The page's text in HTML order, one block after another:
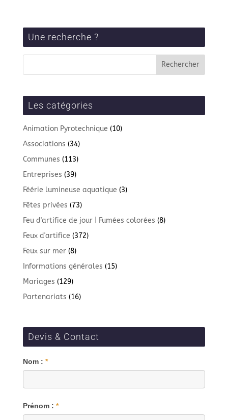
Une recherche ?
Les catégories
Animation Pyrotechnique (10)
Associations (34)
Communes (113)
Entreprises (39)
Féérie lumineuse aquatique (3)
Fêtes privées (73)
Feu d'artifice de jour | Fumées colorées (8)
Feux d'artifice (372)
Feux sur mer(8)
Informations générales (15)
Mariages (129)
Partenariats (16)
Devis & Contact
Blog
Nom : *
Prénom : *